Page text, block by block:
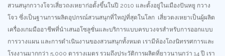
สวนสนุกกวางโจวเสี่ยวถงเหยาก่อตั้งขึ้นในปี 2010 และตั้งอยู่ในเมืองปันหยู กวาง
โจว ซึ่งเป็นฐานการผลิตอุปกรณ์สวนสนุกที่ใหญ่ที่สุดในโลก เสี่ยวตงเหยาเป็นผู้ผลิต
เครื่องเกมมืออาชีพที่นำเสนอโซลูชั่นและบริการแบบครบวงจรสำหรับการออกแบบ
การวางแผน และการดำเนินงานของสวนสนุกทั้งหมด เรามีห้องโถงนิทรรศการและ
โรงงานมากกว่า 5,000 ตารางเมตร รวมถึงประวัติการผลิตที่ยาวนานกว่า 14 ปี เรา